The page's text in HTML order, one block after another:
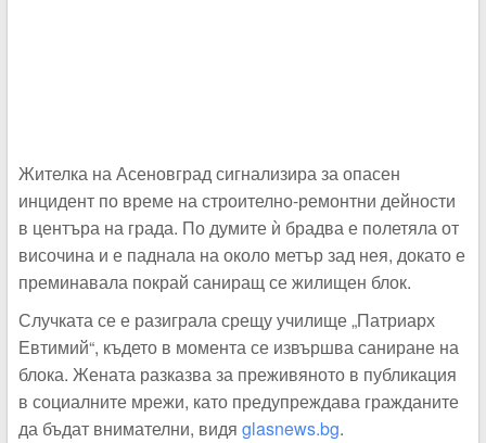
Жителка на Асеновград сигнализира за опасен
инцидент по време на строително-ремонтни дейности
в центъра на града. По думите ѝ брадва е полетяла от
височина и е паднала на около метър зад нея, докато е
преминавала покрай саниращ се жилищен блок.
Случката се е разиграла срещу училище „Патриарх
Евтимий“, където в момента се извършва саниране на
блока. Жената разказва за преживяното в публикация
в социалните мрежи, като предупреждава гражданите
да бъдат внимателни, видя glasnews.bg.